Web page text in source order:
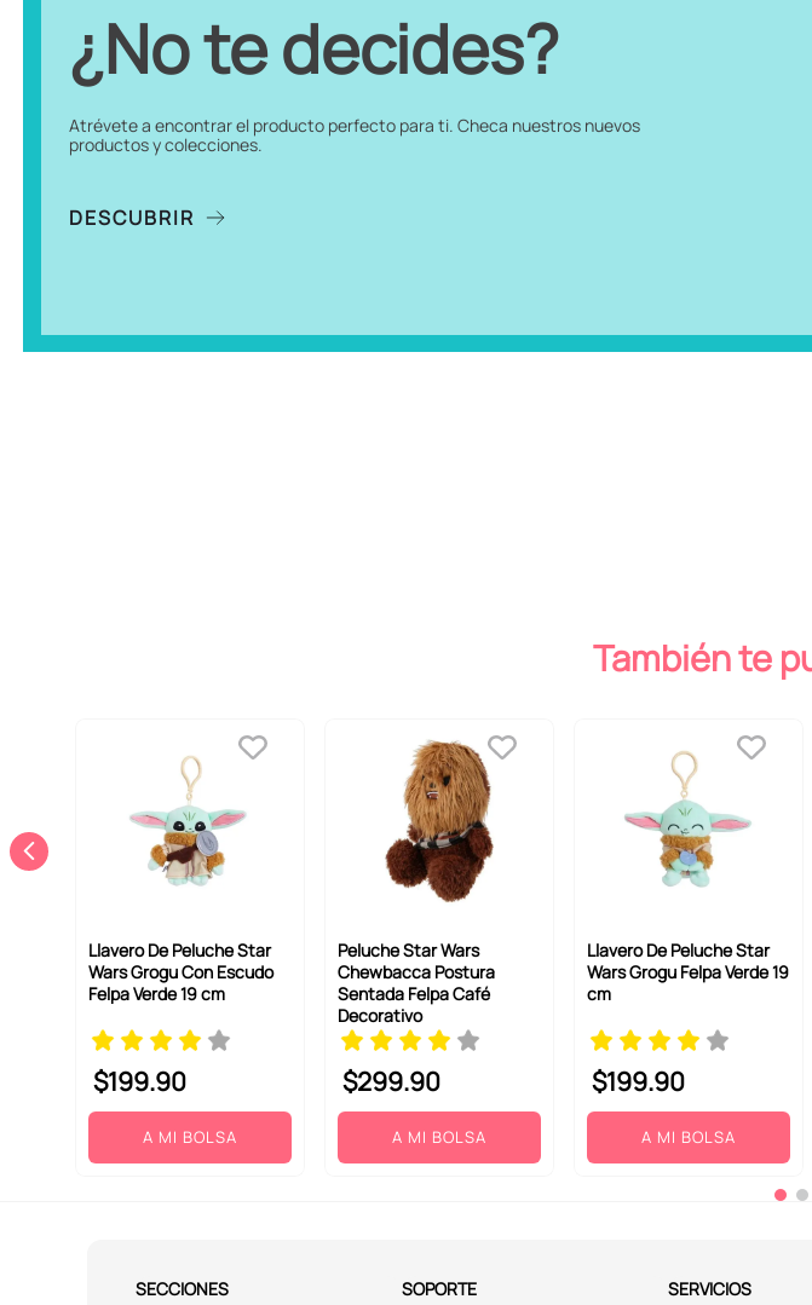
¿No te decides?
Atrévete a encontrar el producto perfecto para ti. Checa nuestros nuevos
productos y colecciones.
DESCUBRIR
También te
Llavero De Peluche Star
Wars Grogu Con Escudo
Felpa Verde 19 cm
$199.90
A MI BOLSA
Peluche Star Wars
Chewbacca Postura
Sentada Felpa Café
Decorativo
$299.90
A MI BOLSA
Llavero De Peluche Star
Wars Grogu Felpa Verde 19
cm
$199.90
A MI BOLSA
SECCIONES SOPORTE SERVICIOS